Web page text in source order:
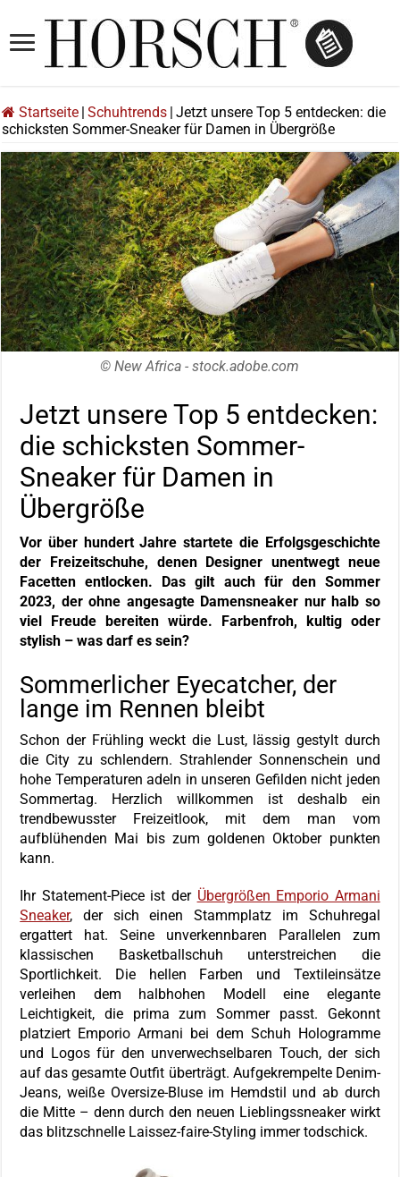
Startseite Schuhtrends Jetzt unsere Top 5 entdecken: die
schicksten Sommer-Sneaker für Damen in Übergröße
© New Africa - stock.adobe.com
Jetzt unsere Top 5 entdecken:
die schicksten Sommer-
Sneaker für Damen in
Übergröße
Vor über hundert Jahre startete die Erfolgsgeschichte
der Freizeitschuhe, denen Designer unentwegt neue
Facetten entlocken. Das gilt auch für den Sommer
2023, der ohne angesagte Damensneaker nur halb so
viel Freude bereiten würde. Farbenfroh, kultig oder
stylish – was darf es sein?
Sommerlicher Eyecatcher, der
lange im Rennen bleibt
Schon der Frühling weckt die Lust, lässig gestylt durch
die City zu schlendern. Strahlender Sonnenschein und
hohe Temperaturen adeln in unseren Gefilden nicht jeden
Sommertag. Herzlich willkommen ist deshalb ein
trendbewusster Freizeitlook, mit dem man vom
aufblühenden Mai bis zum goldenen Oktober punkten
kann.
Ihr Statement-Piece ist der Übergrößen Emporio Armani
Sneaker, der sich einen Stammplatz im Schuhregal
ergattert hat. Seine unverkennbaren Parallelen zum
klassischen Basketballschuh unterstreichen die
Sportlichkeit. Die hellen Farben und Textileinsätze
verleihen dem halbhohen Modell eine elegante
Leichtigkeit, die prima zum Sommer passt. Gekonnt
platziert Emporio Armani bei dem Schuh Hologramme
und Logos für den unverwechselbaren Touch, der sich
auf das gesamte Outfit überträgt. Aufgekrempelte Denim-
Jeans, weiße Oversize-Bluse im Hemdstil und ab durch
die Mitte – denn durch den neuen Lieblingssneaker wirkt
das blitzschnelle Laissez-faire-Styling immer todschick.